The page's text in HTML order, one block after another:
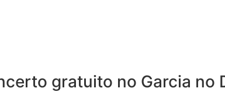
gratuito no Garcia no